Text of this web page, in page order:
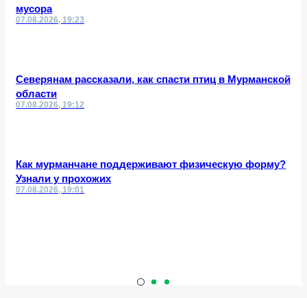
мусора
07.08.2026, 19:23
Северянам рассказали, как спасти птиц в Мурманской
области
07.08.2026, 19:12
Как мурманчане поддерживают физическую форму?
Узнали у прохожих
07.08.2026, 19:01